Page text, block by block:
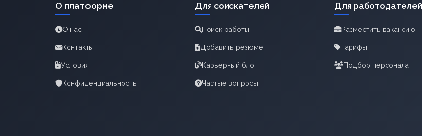
О платформе
О нас
Контакты
Условия
Конфиденциальность
Для соискателей
Поиск работы
Добавить резюме
Карьерный блог
Частые вопросы
Для работодателей
Разместить вакансию
Тарифы
Подбор персонала